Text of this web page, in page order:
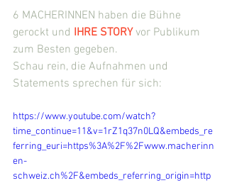
6 MACHERINNEN haben die Bühne
gerockt und IHRE STORY vor Publikum
zum Besten gegeben.
Schau rein, die Aufnahmen und
Statements sprechen für sich:
https://www.youtube.com/watch?
time_continue=11&v=1rZ1q37n0LQ&embeds_re
ferring_euri=https%3A%2F%2Fwww.macherinn
en-
schweiz.ch%2F&embeds_referring_origin=http